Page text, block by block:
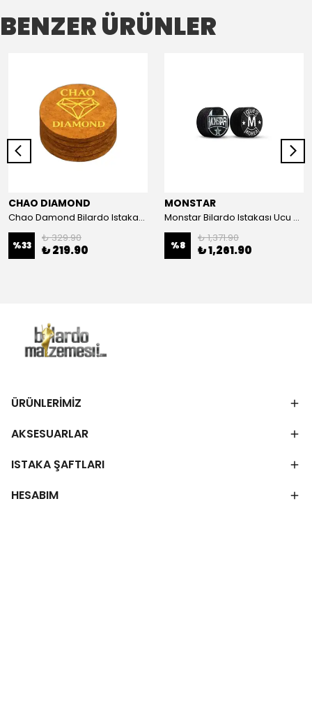
BENZER ÜRÜNLER
CHAO DIAMOND
Chao Damond Bilardo Istakası Ucu Kahverengi - M
%33
₺ 329.90
₺ 219.90
MONSTAR
Monstar Bilardo Istakası Ucu Siyah-M
%8
₺ 1,371.90
₺ 1,261.90
ÜRÜNLERİMİZ
AKSESUARLAR
ISTAKA ŞAFTLARI
HESABIM